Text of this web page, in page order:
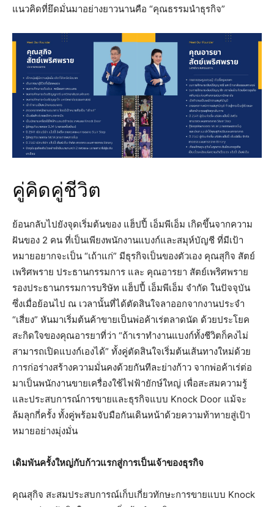
แนวคิดที่ยึดมั่นมาอย่างยาวนานคือ “คุณธรรมนำธุรกิจ”
คู่คิดคู่ชีวิต
ย้อนกลับไปยังจุดเริ่มต้นของ แฮ็ปปี้ เอ็มพีเอ็ม เกิดขึ้นจากความ
ฝันของ 2 คน ที่เป็นเพียงพนักงานแบงก์และสมุห์บัญชี ที่มีเป้า
หมายอยากจะเป็น “เถ้าแก่” มีธุรกิจเป็นของตัวเอง คุณสุกิจ สัตย์
เพริศพราย ประธานกรรมการ และ คุณอารยา สัตย์เพริศพราย
รองประธานกรรมการบริษัท แฮ็ปปี้ เอ็มพีเอ็ม จำกัด ในปัจจุบัน
ซึ่งเมื่อย้อนไป ณ เวลานั้นที่ได้ตัดสินใจลาออกจากงานประจำ
“เสี่ยง” หันมาเริ่มต้นค้าขายเป็นพ่อค้าเร่ตลาดนัด ด้วยประโยค
สะกิดใจของคุณอารยาที่ว่า “ถ้าเราทำงานแบงก์ทั้งชีวิตก็คงไม่
สามารถเปิดแบงก์เองได้” ทั้งคู่ตัดสินใจเริ่มต้นเส้นทางใหม่ด้วย
การก่อร่างสร้างความมั่นคงด้วยกันทีละย่างก้าว จากพ่อค้าเร่ต่อ
มาเป็นพนักงานขายเครื่องใช้ไฟฟ้ายักษ์ใหญ่ เพื่อสะสมความรู้
และประสบการณ์การขายและธุรกิจแบบ Knock Door แม้จะ
ล้มลุกกี่ครั้ง ทั้งคู่พร้อมจับมือกันเดินหน้าด้วยความท้าทายสู่เป้า
หมายอย่างมุ่งมั่น
เดิมพันครั้งใหญ่กับก้าวแรกสู่การเป็นเจ้าของธุรกิจ
คุณสุกิจ สะสมประสบการณ์เก็บเกี่ยวทักษะการขายแบบ Knock